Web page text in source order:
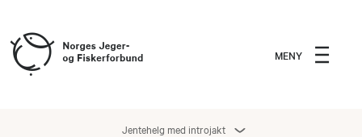
MENY
Jentehelg med introjakt